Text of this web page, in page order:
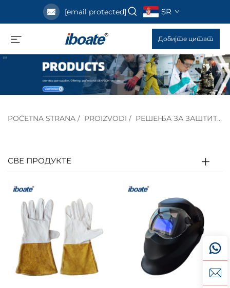
[email protected] SR
Добијте цитат
POČETNA STRANA / PROIZVODI / РЕШЕЊА ЗА ЗАШТИТУ ИНДУСТРИЈЕ
СВЕ ПРОДУКТЕ